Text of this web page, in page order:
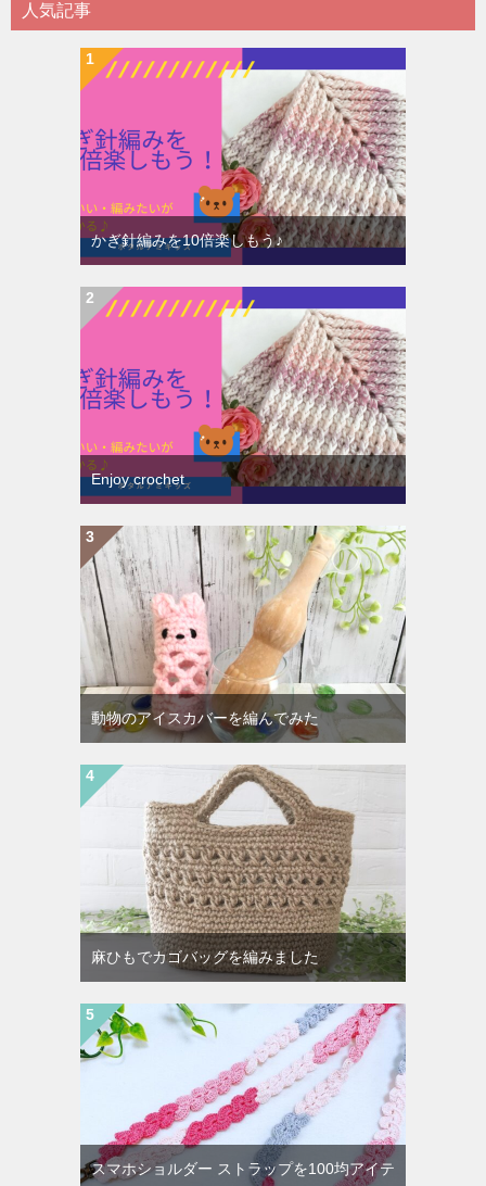
人気記事
かぎ針編みを10倍楽しもう♪
Enjoy crochet
動物のアイスカバーを編んでみた
麻ひもでカゴバッグを編みました
スマホショルダー ストラップを100均アイテ